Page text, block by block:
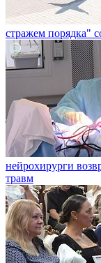
стражем порядка"
нейрохирурги
травм